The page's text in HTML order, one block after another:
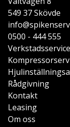
549 37 Skövde
0500 - 444 555
Verkstadsservice
Rådgivning
Kontakt
Leasing
Om oss